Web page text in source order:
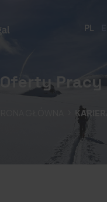
PL
Oferty Pracy
KARIERA